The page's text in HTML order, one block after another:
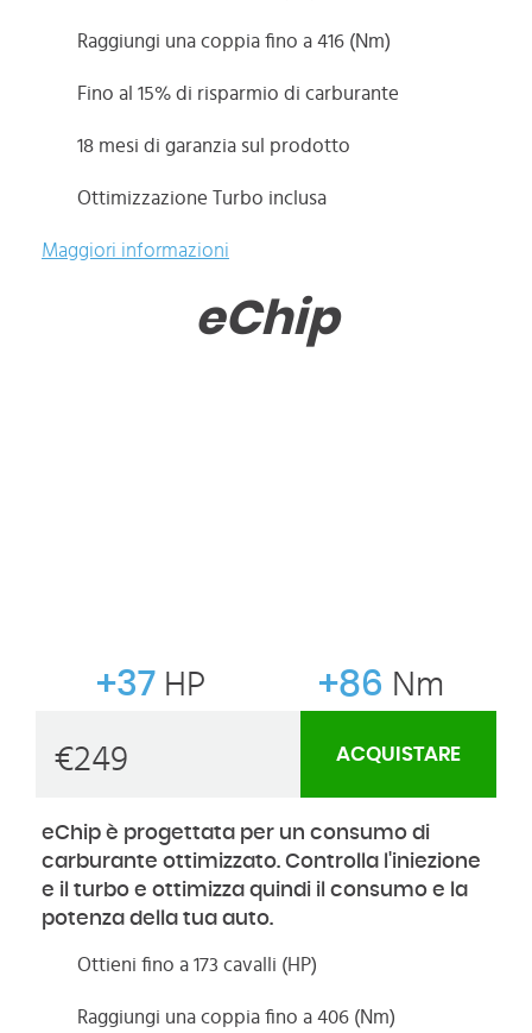
Raggiungi una coppia fino a 416 (Nm)
Fino al 15% di risparmio di carburante
18 mesi di garanzia sul prodotto
Ottimizzazione Turbo inclusa
Maggiori informazioni
eChip
+37 HP +86 Nm
€249 ACQUISTARE
eChip è progettata per un consumo di
carburante ottimizzato. Controlla l'iniezione
e il turbo e ottimizza quindi il consumo e la
potenza della tua auto.
Ottieni fino a 173 cavalli (HP)
Raggiungi una coppia fino a 406 (Nm)